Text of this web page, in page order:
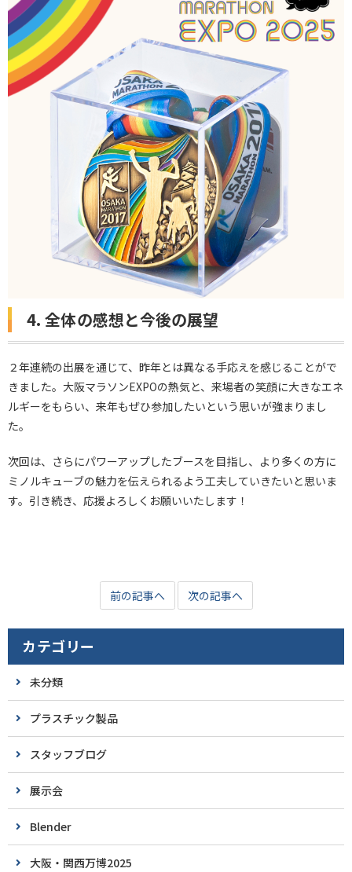
4. 全体の感想と今後の展望
２年連続の出展を通じて、昨年とは異なる手応えを感じることがで
きました。大阪マラソンEXPOの熱気と、来場者の笑顔に大きなエネ
ルギーをもらい、来年もぜひ参加したいという思いが強まりまし
た。
次回は、さらにパワーアップしたブースを目指し、より多くの方に
ミノルキューブの魅力を伝えられるよう工夫していきたいと思いま
す。引き続き、応援よろしくお願いいたします！
前の記事へ 次の記事へ
カテゴリー
未分類
プラスチック製品
スタッフブログ
展示会
Blender
大阪・関西万博2025